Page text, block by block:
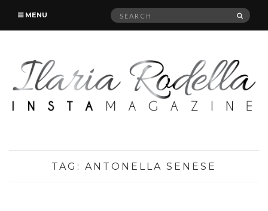
MENU
Search
TAG: ANTONELLA SENESE